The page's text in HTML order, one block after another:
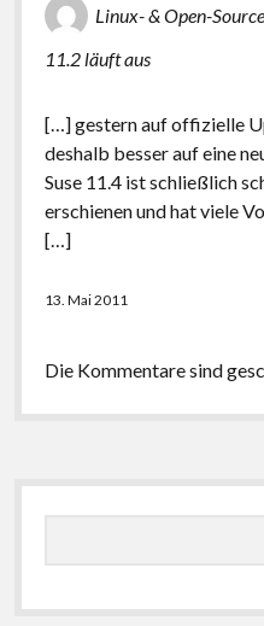
Linux- & Open-
11.2 läuft aus
[…] gestern auf offizielle
deshalb besser auf eine
Suse 11.4 ist schließlich
erschienen und hat viele
[…]
13. Mai 2011
Die Kommentare sind
Seitenleiste